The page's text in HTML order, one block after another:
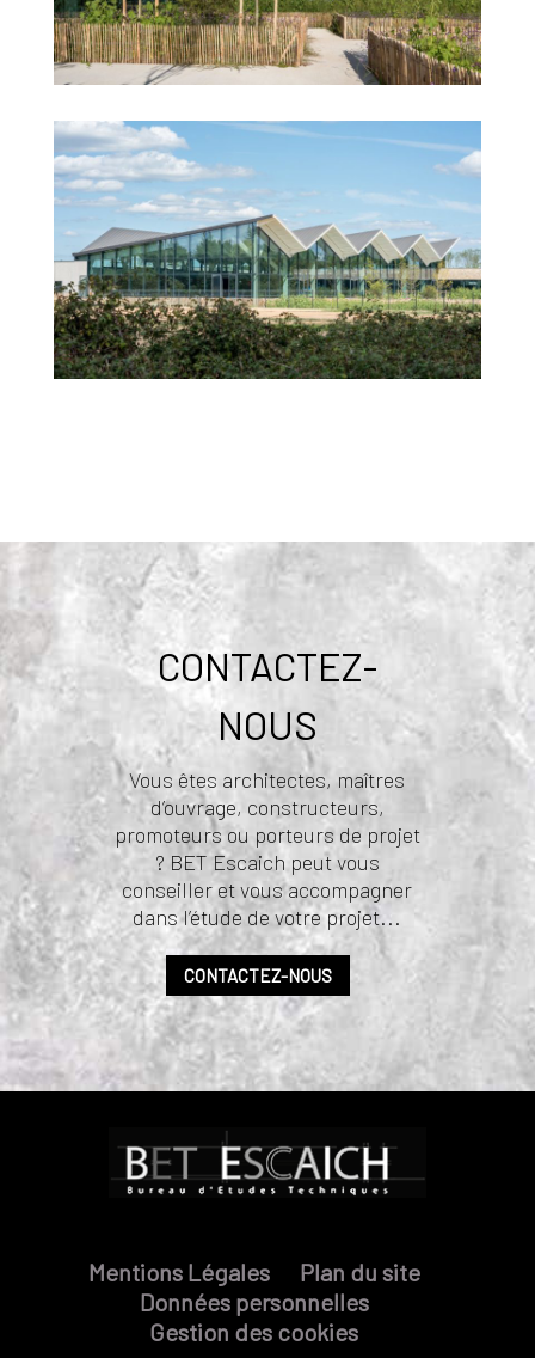
CONTACTEZ-
NOUS
Vous êtes architectes, maîtres
d’ouvrage, constructeurs,
promoteurs ou porteurs de projet
? BET Escaich peut vous
conseiller et vous accompagner
dans l’étude de votre projet...
CONTACTEZ-NOUS
Mentions Légales
Plan du site
Données personnelles
Gestion des cookies